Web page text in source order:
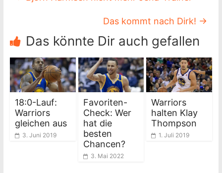
Das kommt nach Dirk! →
Das könnte Dir auch gefallen
18:0-Lauf:
Warriors
gleichen aus
3. Juni 2019
Favoriten-
Check: Wer
hat die
besten
Chancen?
3. Mai 2022
Warriors
halten Klay
Thompson
1. Juli 2019